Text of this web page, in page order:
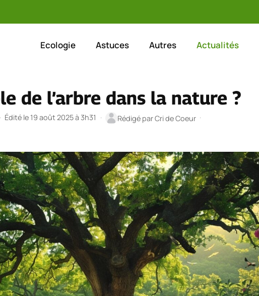
Ecologie Astuces Autres Actualités
de l’arbre dans la nature ?
· Édité le 19 août 2025 à 3h31 · Rédigé parCri de Coeur ·